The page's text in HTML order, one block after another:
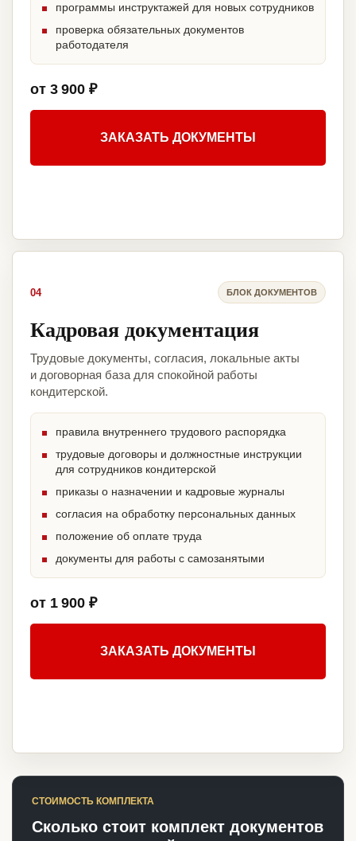
программы инструктажей для новых сотрудников
проверка обязательных документов
работодателя
от 3 900 ₽
ЗАКАЗАТЬ ДОКУМЕНТЫ
04 БЛОК ДОКУМЕНТОВ
Кадровая документация
Трудовые документы, согласия, локальные акты
и договорная база для спокойной работы
кондитерской.
правила внутреннего трудового распорядка
трудовые договоры и должностные инструкции
для сотрудников кондитерской
приказы о назначении и кадровые журналы
согласия на обработку персональных данных
положение об оплате труда
документы для работы с самозанятыми
от 1 900 ₽
ЗАКАЗАТЬ ДОКУМЕНТЫ
СТОИМОСТЬ КОМПЛЕКТА
Сколько стоит комплект документов